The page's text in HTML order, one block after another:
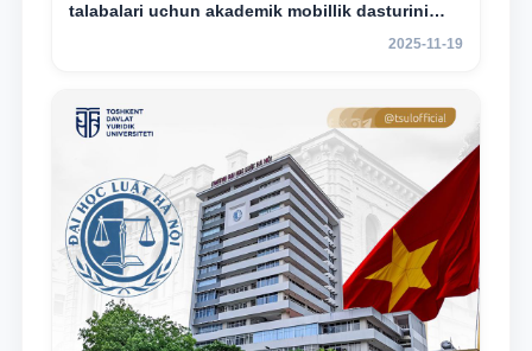
talabalari uchun akademik mobillik dasturini
2025-11-19